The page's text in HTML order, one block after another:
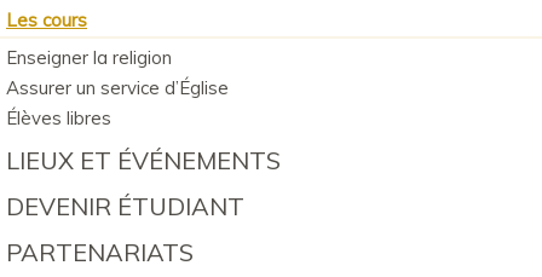
Les cours
Enseigner la religion
Assurer un service d’Église
Élèves libres
LIEUX ET ÉVÉNEMENTS
DEVENIR ÉTUDIANT
PARTENARIATS